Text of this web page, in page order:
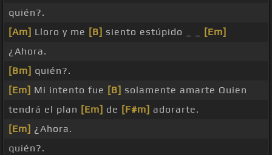
quién?.
[Am] Lloro y me [B] siento estúpido _ _
[Em]
¿Ahora.
[Bm] quién?.
[Em] Mi intento fue [B] solamente amarte Quien
tendrá el plan [Em] de [F#m] adorarte.
[Em] ¿Ahora.
quién?.